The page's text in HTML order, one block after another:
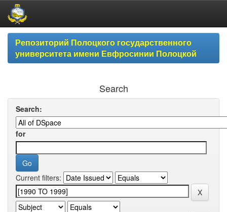
Skip
navigationРепозиторий Полоцкого государственного
университета имени Евфросинии Полоцкой
Search
Search:
for
Current filters: